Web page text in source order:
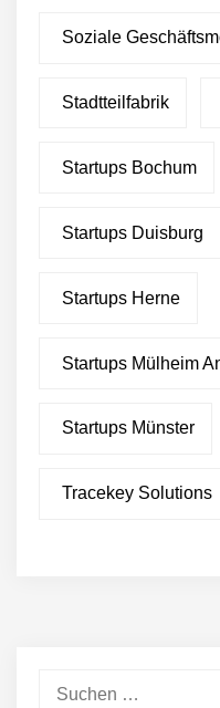
Soziale
Stadtteilfabrik
Startups Bochum
Startups Duisburg
Startups Herne
Startups Mülheim
Startups Münster
Tracekey Solutions